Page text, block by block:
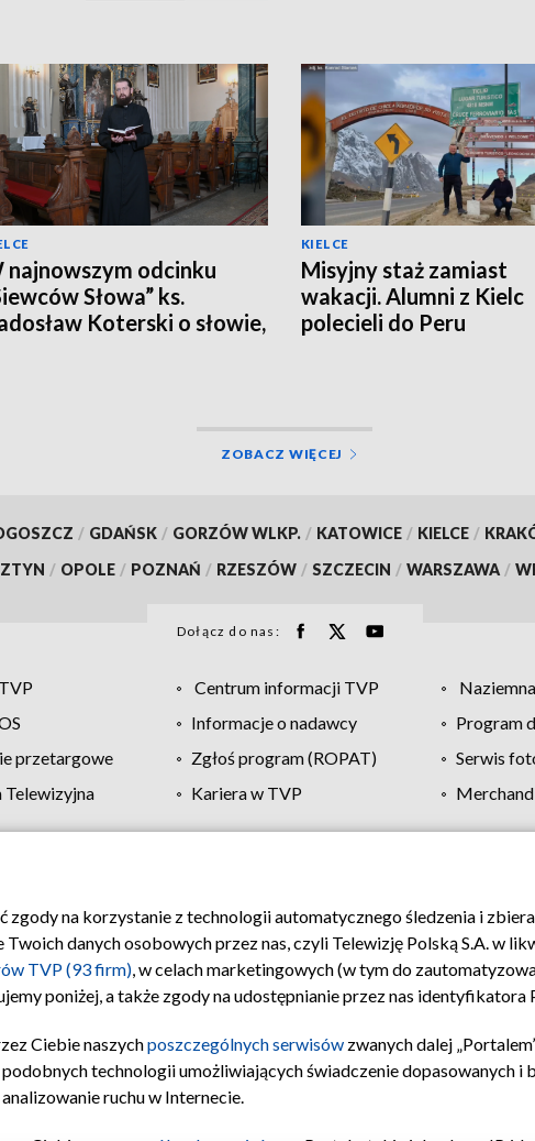
najnowszym odcinku
Słowa” ks.
Koterski o słowie,
KIELCE
Misyjny staż zamiast
wakacji. Alumni z Kielc
polecieli do Peru
ZOBACZ WIĘCEJ
/ GDAŃSK / GORZÓW WLKP. / KATOWICE / KIELCE /
/ OPOLE / POZNAŃ / RZESZÓW / SZCZECIN / WARSZAWA /
Dołącz do nas:
Centrum informacji TVP
Informacje o nadawcy
Program
przetargowe Zgłoś program (ROPAT)
Serwis
Telewizyjna Kariera w TVP
Polityka prywatności Moje zgody Pomoc Biuro
na korzystanie z technologii automatycznego śledzenia i
danych osobowych przez nas, czyli Telewizję Polską S.A. w
TVP (93 firm), w celach marketingowych (w tym do
poniżej, a także zgody na udostępnianie przez nas identyfikatora
Ciebie naszychposzczególnych serwisów zwanych dalej
technologii umożliwiających świadczenie dopasowanych i
ruchu w Internecie.